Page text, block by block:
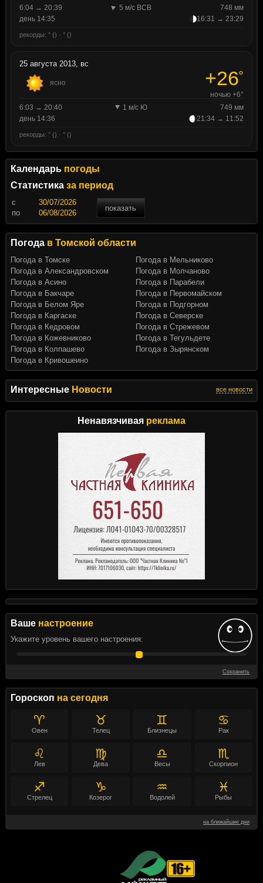
Интересные Новости все новости
Ненавязчивая реклама
Ваше настроение
Укажите уровень вашего настроения:
Сохранить
Гороскоп на сегодня
♈
Овен
♉
Телец
♊
Близнецы
♋
Рак
♌
Лев
♍
Дева
♎
Весы
♏
Скорпион
♐
Стрелец
♑
Козерог
♒
Водолей
♓
Рыбы
на ближайшие дни
6:04 → 20:39
5 м/с ВСВ
748 мм
день 14:35
16:31 → 23:29
рекорды: ° () · ° ()
25 августа 2013, вс
ясно +26°
ночью +6°
6:03 → 20:40
1 м/с Ю
749 мм
день 14:36
21:34 → 11:52
рекорды: ° () · ° ()
Календарь погоды
Статистика за период
c
показать
по
Погода в Томской области
Погода в Томске
Погода в Александровском
Погода в Асино
Погода в Бакчаре
Погода в Белом Яре
Погода в Каргаске
Погода в Кедровом
Погода в Кожевниково
Погода в Колпашево
Погода в Кривошеино
Погода в Мельниково
Погода в Молчаново
Погода в Парабели
Погода в Первомайском
Погода в Подгорном
Погода в Северске
Погода в Стрежевом
Погода в Тегульдете
Погода в Зырянском